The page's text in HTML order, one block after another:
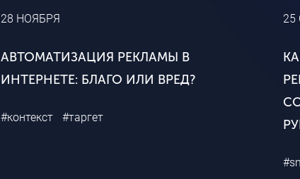
28 НОЯБРЯ
АВТОМАТИЗАЦИЯ РЕКЛАМЫ В
ИНТЕРНЕТЕ: БЛАГО ИЛИ ВРЕД?
#контекст #таргет
25